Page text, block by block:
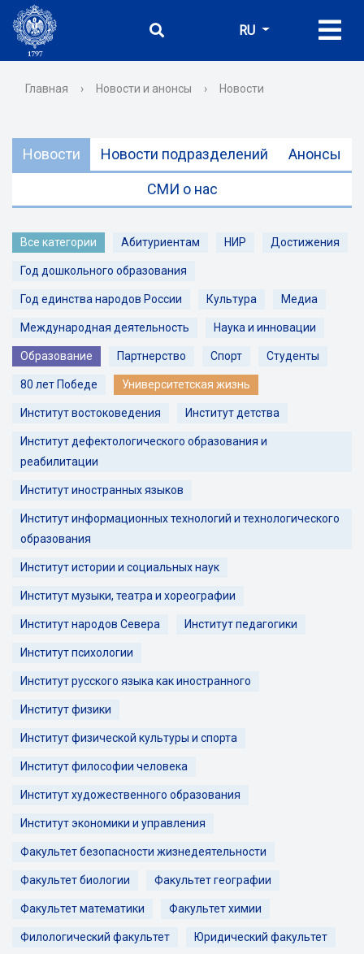
RU
Главная › Новости и анонсы › Новости
Новости Новости подразделений Анонсы
СМИ о нас
Все категории Абитуриентам НИР Достижения
Год дошкольного образования
Год единства народов России Культура Медиа
Международная деятельность Наука и инновации
Образование Партнерство Спорт Студенты
80 лет Победе Университетская жизнь
Институт востоковедения Институт детства
Институт дефектологического образования и
реабилитации
Институт иностранных языков
Институт информационных технологий и технологического
образования
Институт истории и социальных наук
Институт музыки, театра и хореографии
Институт народов Севера Институт педагогики
Институт психологии
Институт русского языка как иностранного
Институт физики
Институт физической культуры и спорта
Институт философии человека
Институт художественного образования
Институт экономики и управления
Факультет безопасности жизнедеятельности
Факультет биологии Факультет географии
Факультет математики Факультет химии
Филологический факультет Юридический факультет